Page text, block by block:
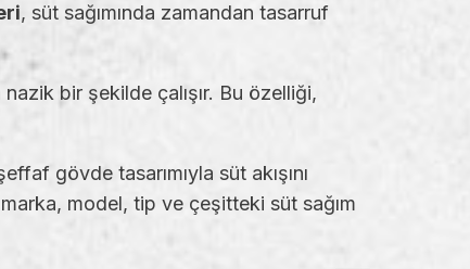
, süt sağımında zamandan tasarruf
bir şekilde çalışır. Bu özelliği,
gövde tasarımıyla süt akışını
model, tip ve çeşitteki süt sağım